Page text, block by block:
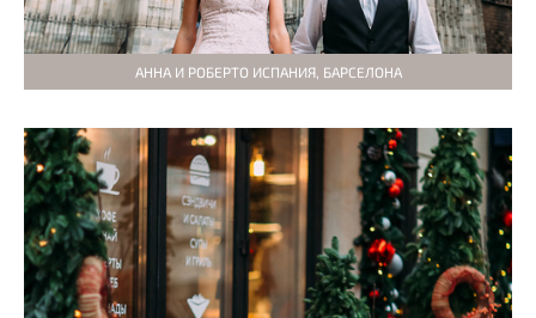
АННА И РОБЕРТО ИСПАНИЯ, БАРСЕЛОНА